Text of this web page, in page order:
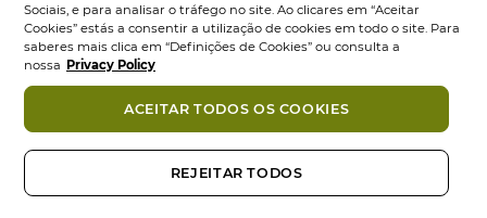
Creme Protetor Anti-
Idade Rosto -...
Tubo Doseador 40
4.4 (80)
em
5
Adicionar
Eau de Toilette Vaga
de Verão
4.5 (1484)
4.5
em
5
estrelas.
1484
Sociais, e para analisar o tráfego no site. Ao clicares em “Aceitar
Cookies” estás a consentir a utilização de cookies em todo o site. Para
saberes mais clica em “Definições de Cookies” ou consulta a
nossa Privacy Policy
REJEITAR TODOS
ACEITAR TODOS OS COOKIES